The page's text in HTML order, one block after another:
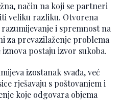
način na koji se partneri
veliku razliku. Otvorena
i spremnost na
za prevazilaženje problema
postaju izvor sukoba.
izostanak svađa, već
rješavaju s poštovanjem i
koje odgovara objema